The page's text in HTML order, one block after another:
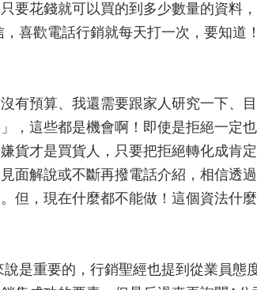
要花錢就可以買的到多少數量的資料
喜歡電話行銷就每天打一次，要知道
有預算、我還需要跟家人研究一下、
，這些都是機會啊！即使是拒絕一定
貨才是買貨人，只要把拒絕轉化成肯
面解說或不斷再撥電話介紹，相信透
但，現在什麼都不能做！這個資法什
是重要的，行銷聖經也提到從業員態